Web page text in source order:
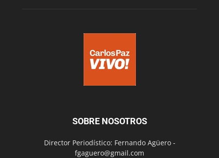
SOBRE NOSOTROS
Director Periodístico: Fernando Agüero -
fgaguero@gmail.com